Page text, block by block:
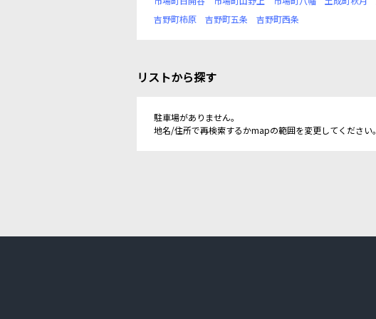
吉野町柿原
吉野町五条 吉野町西条
リストから探す
駐車場がありません。
地名/住所で再検索するかmapの範囲を変更してください。